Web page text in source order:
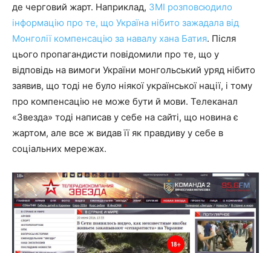
де черговий жарт. Наприклад, ЗМІ розповсюдило
інформацію про те, що Україна нібито зажадала від
Монголії компенсацію за навалу хана Батия. Після
цього пропагандисти повідомили про те, що у
відповідь на вимоги України монгольський уряд нібито
заявив, що тоді не було ніякої української нації, і тому
про компенсацію не може бути й мови. Телеканал
«Звезда» тоді написав у себе на сайті, що новина є
жартом, але все ж видав її як правдиву у себе в
соціальних мережах.